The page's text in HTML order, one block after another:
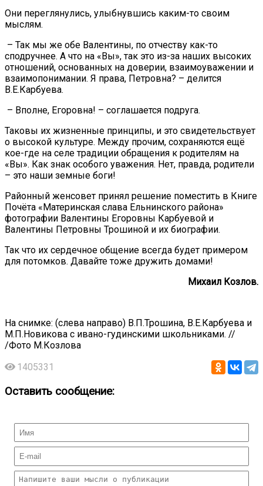
Они переглянулись, улыбнувшись каким-то своим
мыслям.
– Так мы же обе Валентины, по отчеству как-то
сподручнее. А что на «Вы», так это из-за наших высоких
отношений, основанных на доверии, взаимоуважении и
взаимопонимании. Я права, Петровна? – делится
В.Е.Карбуева.
– Вполне, Егоровна! – соглашается подруга.
Таковы их жизненные принципы, и это свидетельствует
о высокой культуре. Между прочим, сохраняются ещё
кое-где на селе традиции обращения к родителям на
«Вы». Как знак особого уважения. Нет, правда, родители
– это наши земные боги!
Районный женсовет принял решение поместить в Книге
Почёта «Материнская слава Ельнинского района»
фотографии Валентины Егоровны Карбуевой и
Валентины Петровны Трошиной и их биографии.
Так что их сердечное общение всегда будет примером
для потомков. Давайте тоже дружить домами!
Михаил Козлов.
На снимке: (слева направо) В.П.Трошина, В.Е.Карбуева и
М.П.Новикова с ивано-гудинскими школьниками. //
/Фото М.Козлова
1405331
Оставить сообщение: